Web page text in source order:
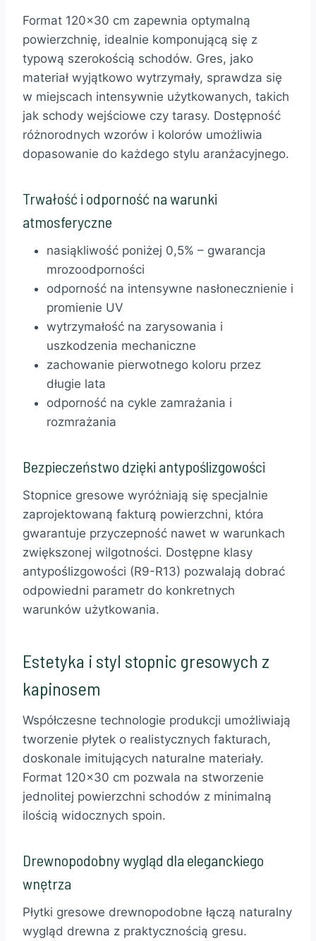
Format 120×30 cm zapewnia optymalną
powierzchnię, idealnie komponującą się z
typową szerokością schodów. Gres, jako
materiał wyjątkowo wytrzymały, sprawdza się
w miejscach intensywnie użytkowanych, takich
jak schody wejściowe czy tarasy. Dostępność
różnorodnych wzorów i kolorów umożliwia
dopasowanie do każdego stylu aranżacyjnego.
Trwałość i odporność na warunki
atmosferyczne
nasiąkliwość poniżej 0,5% – gwarancja
mrozoodporności
odporność na intensywne nasłonecznienie i
promienie UV
wytrzymałość na zarysowania i
uszkodzenia mechaniczne
zachowanie pierwotnego koloru przez
długie lata
odporność na cykle zamrażania i
rozmrażania
Bezpieczeństwo dzięki antypoślizgowości
Stopnice gresowe wyróżniają się specjalnie
zaprojektowaną fakturą powierzchni, która
gwarantuje przyczepność nawet w warunkach
zwiększonej wilgotności. Dostępne klasy
antypoślizgowości (R9-R13) pozwalają dobrać
odpowiedni parametr do konkretnych
warunków użytkowania.
Estetyka i styl stopnic gresowych z
kapinosem
Współczesne technologie produkcji umożliwiają
tworzenie płytek o realistycznych fakturach,
doskonale imitujących naturalne materiały.
Format 120×30 cm pozwala na stworzenie
jednolitej powierzchni schodów z minimalną
ilością widocznych spoin.
Drewnopodobny wygląd dla eleganckiego
wnętrza
Płytki gresowe drewnopodobne łączą naturalny
wygląd drewna z praktycznością gresu.